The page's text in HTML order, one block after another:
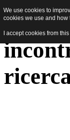
We use cookies to
cookies we use and how
I accept cookies from